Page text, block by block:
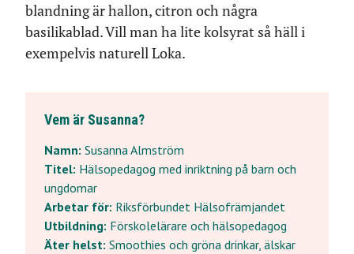
blandning är hallon, citron och några
basilikablad. Vill man ha lite kolsyrat så häll i
exempelvis naturell Loka.
Vem är Susanna?
Namn: Susanna Almström
Titel: Hälsopedagog med inriktning på barn och
ungdomar
Arbetar för: Riksförbundet Hälsofrämjandet
Utbildning: Förskolelärare och hälsopedagog
Äter helst: Smoothies och gröna drinkar, älskar